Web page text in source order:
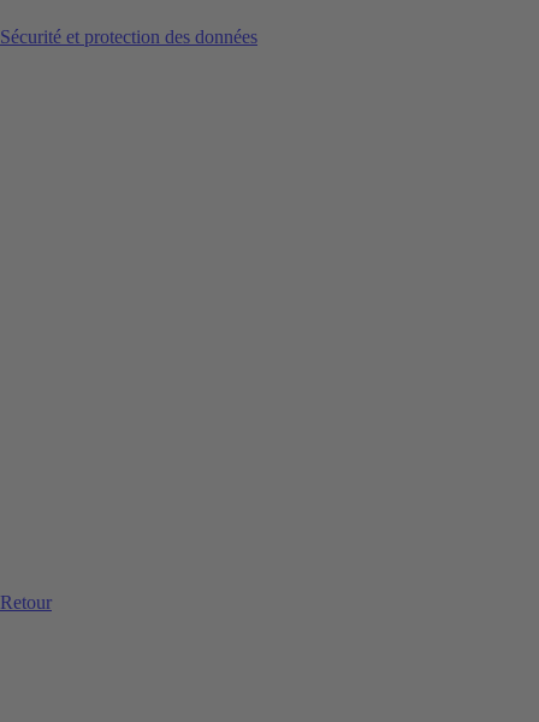
Sécurité et protection des données
Retour